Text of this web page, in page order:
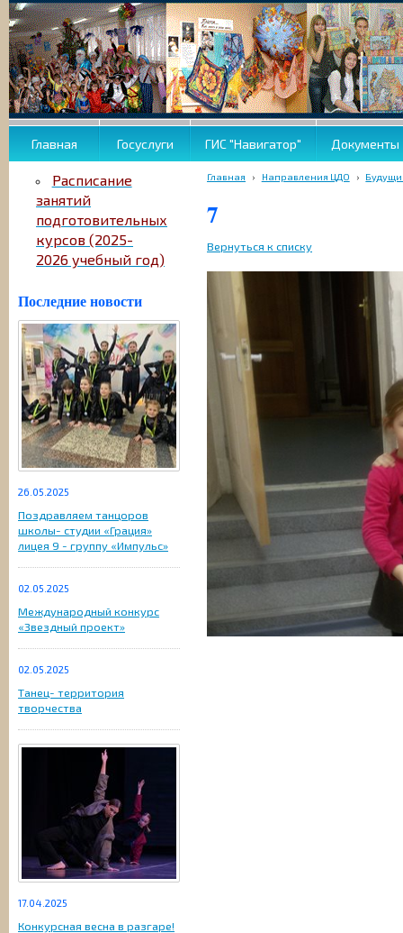
Главная Госуслуги ГИС "Навигатор" Документы
Расписание
занятий
подготовительных
курсов (2025-
2026 учебный год)
Последние новости
26.05.2025
Поздравляем танцоров
школы- студии «Грация»
лицея 9 - группу «Импульс»
02.05.2025
Международный конкурс
«Звездный проект»
02.05.2025
Танец- территория
творчества
17.04.2025
Конкурсная весна в разгаре!
Главная › Направления ЦДО ›
7
Вернуться к списку